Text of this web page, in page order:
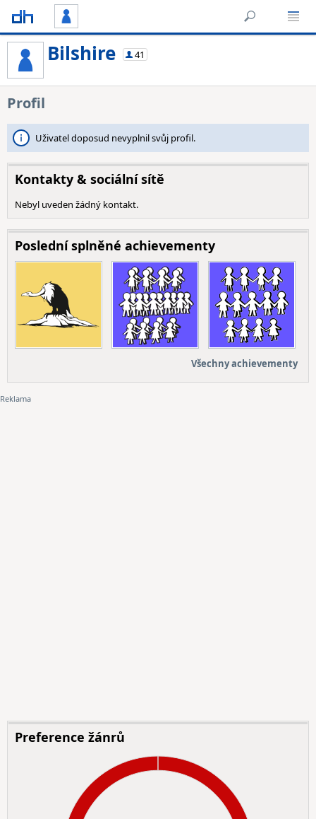
Bilshire 41
Profil
Uživatel doposud nevyplnil svůj profil.
Kontakty & sociální sítě
Nebyl uveden žádný kontakt.
Poslední splněné achievementy
Všechny achievementy
Preference žánrů